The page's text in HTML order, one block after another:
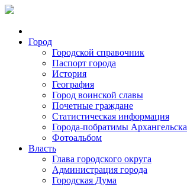
Город
Городской справочник
Паспорт города
История
География
Город воинской славы
Почетные граждане
Статистическая информация
Города-побратимы Архангельска
Фотоальбом
Власть
Глава городского округа
Администрация города
Городская Дума